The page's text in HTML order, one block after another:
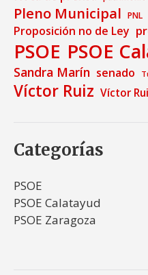
Pleno Municipal PNL
Proposición no de Ley
PSOE PSOE
Sandra Marín senado
Víctor Ruiz Víctor
Categorías
PSOE
PSOE Calatayud
PSOE Zaragoza